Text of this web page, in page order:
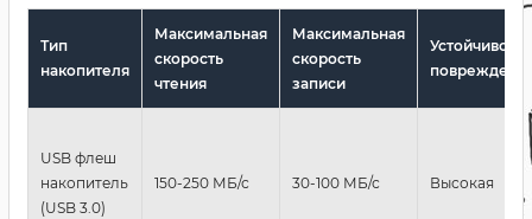
Тип
накопителя
Максимальная
скорость
чтения
Максимальная
скорость
записи
USB флеш
накопитель
(USB 3.0)
150-250 МБ/с 30-100 МБ/с Высокая